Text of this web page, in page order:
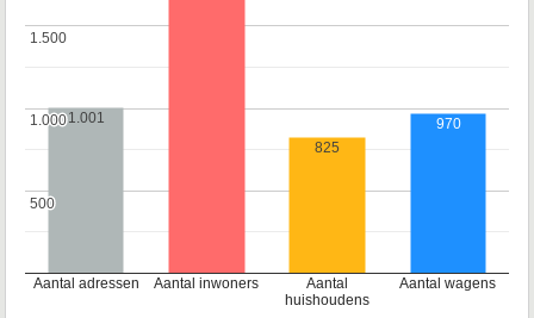
Aantal adressen Aantal inwoners
Aantal
huishoudens
Aantal wagens
500
500
1.000
1.000
1.500
1.500
1.001
825
970